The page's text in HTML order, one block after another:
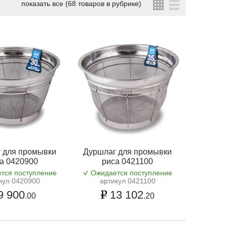
показать все (68 товаров в рубрике)
для промывки
0420900
поступление
0420900
900.00
Дуршлаг для промывки
риса 0421100
Ожидается поступление
артикул 0421100
13 102.20